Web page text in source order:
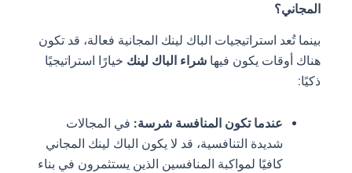
المجاني؟
بينما تُعد استراتيجيات الباك لينك المجانية فعالة، قد تكون
هناك أوقات يكون فيهاشراء الباك لينكخيارًا استراتيجيًا
ذكيًا:
عندما تكون المنافسة شرسة:في المجالات
شديدة التنافسية، قد لا يكون الباك لينك المجاني
كافيًا لمواكبة المنافسين الذين يستثمرون في بناء